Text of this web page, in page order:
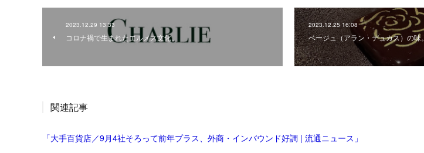
2023.12.29 13:33
コロナ禍で生まれたエルメス文化。
2023.12.25 16:08
ベージュ（アラン・デュカス）の味。
関連記事
「大手百貨店／9月4社そろって前年プラス、外商・インバウンド好調 | 流通ニュース」